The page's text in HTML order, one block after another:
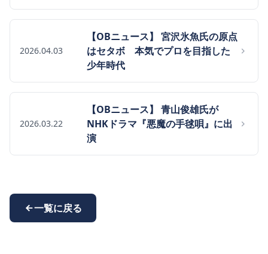
2026.04.03
【OBニュース】 宮沢氷魚氏の原点
はセタボ 本気でプロを目指した
少年時代
2026.03.22
【OBニュース】 青山俊雄氏が
NHKドラマ『悪魔の手毬唄』に出
演
一覧に戻る